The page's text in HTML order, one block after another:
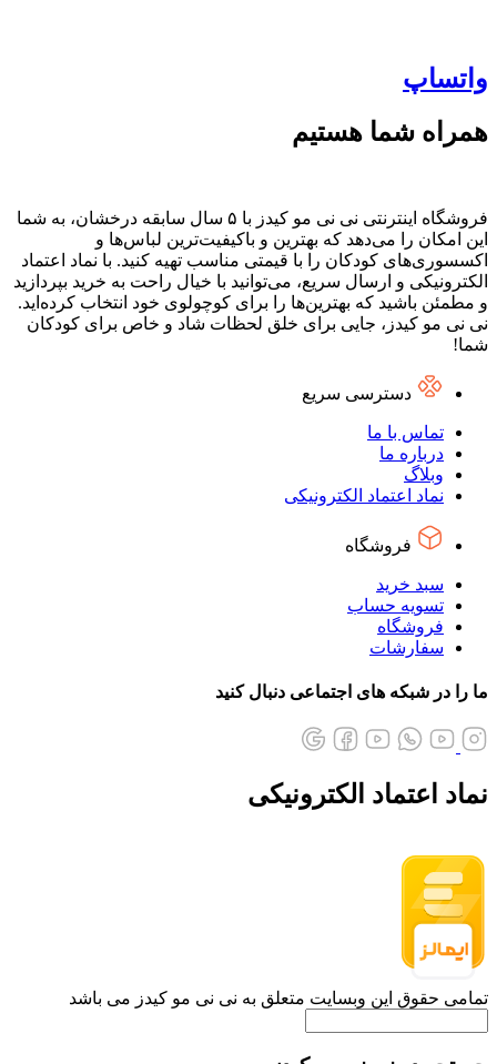
واتساپ
همراه شما هستیم
فروشگاه اینترنتی نی نی مو کیدز با ۵ سال سابقه درخشان، به شما
این امکان را می‌دهد که بهترین و باکیفیت‌ترین لباس‌ها و
اکسسوری‌های کودکان را با قیمتی مناسب تهیه کنید. با نماد اعتماد
الکترونیکی و ارسال سریع، می‌توانید با خیال راحت به خرید بپردازید
و مطمئن باشید که بهترین‌ها را برای کوچولوی خود انتخاب کرده‌اید.
نی نی مو کیدز، جایی برای خلق لحظات شاد و خاص برای کودکان
شما!
دسترسی سریع
تماس با ما
درباره ما
وبلاگ
نماد اعتماد الکترونیکی
فروشگاه
سبد خرید
تسویه حساب
فروشگاه
سفارشات
ما را در شبکه های اجتماعی دنبال کنید
نماد اعتماد الکترونیکی
تمامی حقوق این وبسایت متعلق به نی نی مو کیدز می باشد